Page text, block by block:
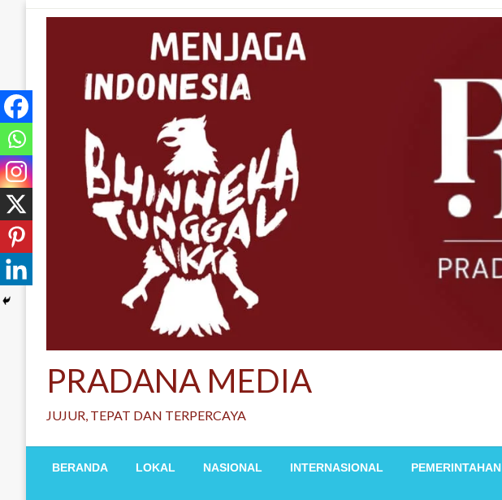
PRADANA MEDIA
JUJUR, TEPAT DAN TERPERCAYA
BERANDA LOKAL NASIONAL INTERNASIONAL PEMERINTAHAN